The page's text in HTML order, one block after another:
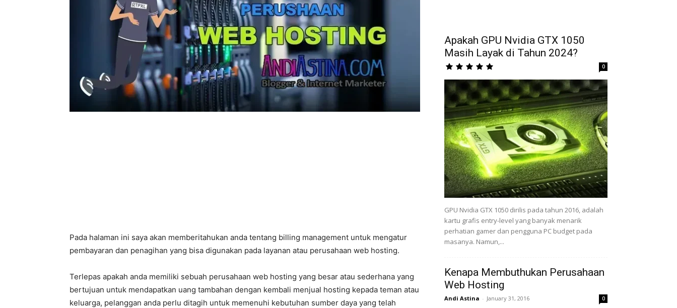
Pada halaman ini saya akan memberitahukan anda tentang billing management untuk mengatur
pembayaran dan penagihan yang bisa digunakan pada layanan atau perusahaan web hosting.
Terlepas apakah anda memiliki sebuah perusahaan web hosting yang besar atau sederhana yang
bertujuan untuk mendapatkan uang tambahan dengan kembali menjual hosting kepada teman atau
keluarga, pelanggan anda perlu ditagih untuk memenuhi kebutuhan sumber daya yang telah
Apakah GPU Nvidia GTX 1050
Masih Layak di Tahun 2024?
0
GPU Nvidia GTX 1050 dirilis pada tahun 2016, adalah
kartu grafis entry-level yang banyak menarik
perhatian gamer dan pengguna PC budget pada
masanya. Namun,...
Kenapa Membuthukan Perusahaan
Web Hosting
Andi Astina - January 31, 2016 0